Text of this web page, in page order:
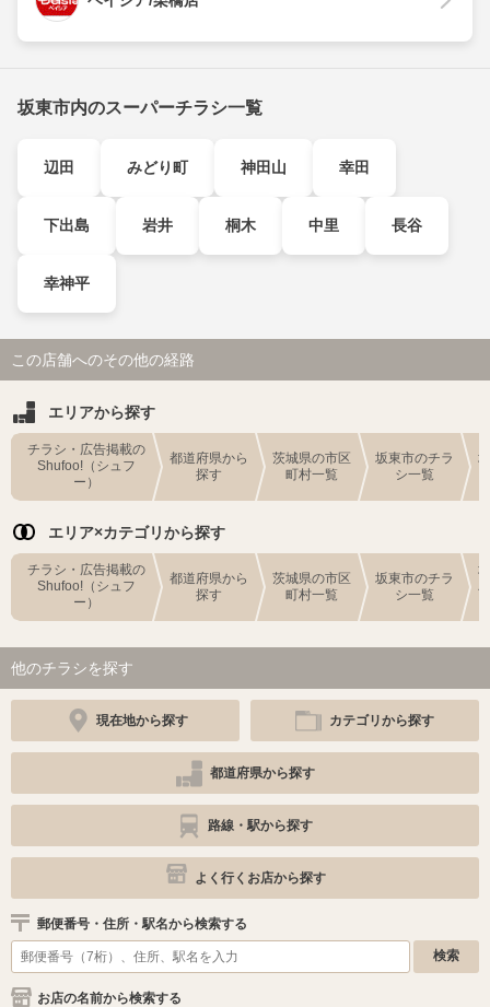
坂東市内のスーパーチラシ一覧
辺田 みどり町 神田山 幸田
下出島 岩井 桐木 中里 長谷
幸神平
この店舗へのその他の経路
エリアから探す
チラシ・広告掲載の
Shufoo!（シュフ
ー）
都道府県から
探す
茨城県の市区
町村一覧
坂東市のチラ
シ一覧
エリア×カテゴリから探す
チラシ・広告掲載の
Shufoo!（シュフ
ー）
都道府県から
探す
茨城県の市区
町村一覧
坂東市のチラ
シ一覧
他のチラシを探す
現在地から探す カテゴリから探す
都道府県から探す
路線・駅から探す
よく行くお店から探す
郵便番号・住所・駅名から検索する
お店の名前から検索する